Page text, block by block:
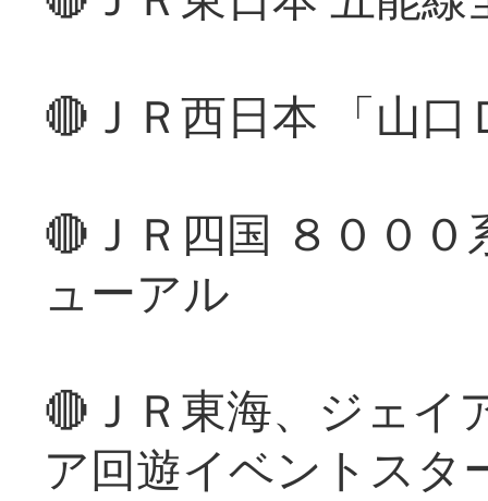
🔴ＪＲ西日本 「山
🔴ＪＲ四国 ８００
ューアル
🔴ＪＲ東海、ジェイ
ア回遊イベントスタ